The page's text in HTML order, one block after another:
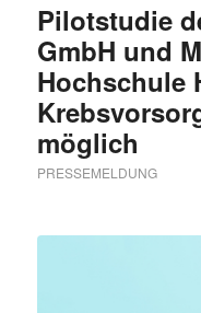
Pilotstudie
GmbH und
Hochschule
möglich
PRESSEMELDUNG